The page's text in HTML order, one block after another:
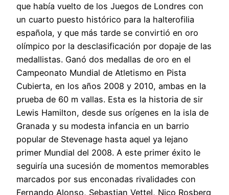
que había vuelto de los Juegos de Londres con
un cuarto puesto histórico para la halterofilia
española, y que más tarde se convirtió en oro
olímpico por la desclasificación por dopaje de las
medallistas. Ganó dos medallas de oro en el
Campeonato Mundial de Atletismo en Pista
Cubierta, en los años 2008 y 2010, ambas en la
prueba de 60 m vallas. Esta es la historia de sir
Lewis Hamilton, desde sus orígenes en la isla de
Granada y su modesta infancia en un barrio
popular de Stevenage hasta aquel ya lejano
primer Mundial del 2008. A este primer éxito le
seguiría una sucesión de momentos memorables
marcados por sus enconadas rivalidades con
Fernando Alonso, Sebastian Vettel, Nico Rosberg